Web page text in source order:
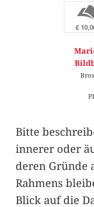
b
€
Bitte
innerer oder
deren Gründe
Rahmens
Blick auf die